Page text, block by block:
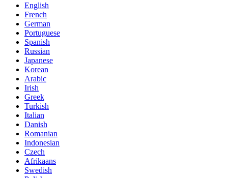
English
French
German
Portuguese
Spanish
Russian
Japanese
Korean
Arabic
Irish
Greek
Turkish
Italian
Danish
Romanian
Indonesian
Czech
Afrikaans
Swedish